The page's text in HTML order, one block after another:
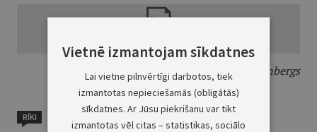
Cēsu novada domes priekšsēdētājs J. Rozenbergs
RĪKI
Vietnē izmantojam sīkdatnes
Lai vietne pilnvērtīgi darbotos, tiek
izmantotas nepieciešamās (obligātās)
sīkdatnes. Ar Jūsu piekrišanu var tikt
izmantotas vēl citas – statistikas, sociālo